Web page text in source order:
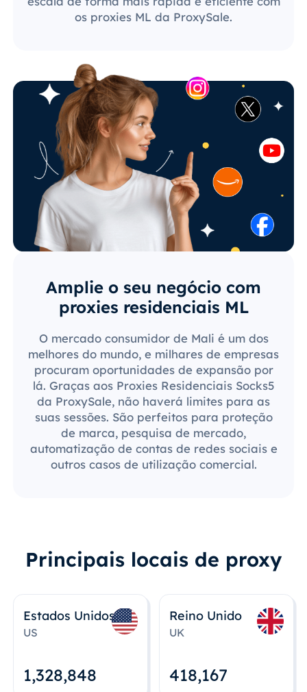
os proxies ML da ProxySale.
Amplie o seu negócio com
proxies residenciais ML
O mercado consumidor de Mali é um dos
melhores do mundo, e milhares de empresas
procuram oportunidades de expansão por
lá. Graças aos Proxies Residenciais Socks5
da ProxySale, não haverá limites para as
suas sessões. São perfeitos para proteção
de marca, pesquisa de mercado,
automatização de contas de redes sociais e
outros casos de utilização comercial.
Principais locais de proxy
Estados Unidos
US
1,328,848
Reino Unido
UK
418,167